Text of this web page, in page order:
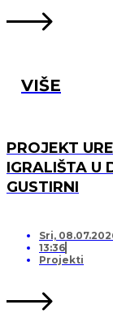
VIŠE
PROJEKT
IGRALIŠTA U
GUSTIRNI
Sri,
13:36
Projekti